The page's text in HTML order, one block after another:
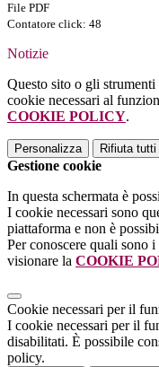
File PDF
Contatore click: 48
Notizie
Questo sito o gli
cookie necessari al
COOKIE POLICY.
Personalizza Rifiuta tutti
Gestione cookie
In questa schermata è
I cookie necessari sono
piattaforma e non è
Per conoscere quali sono
visionare la COOKIE
Cookie necessari per il
I cookie necessari per il
disabilitati. È possibile
policy.